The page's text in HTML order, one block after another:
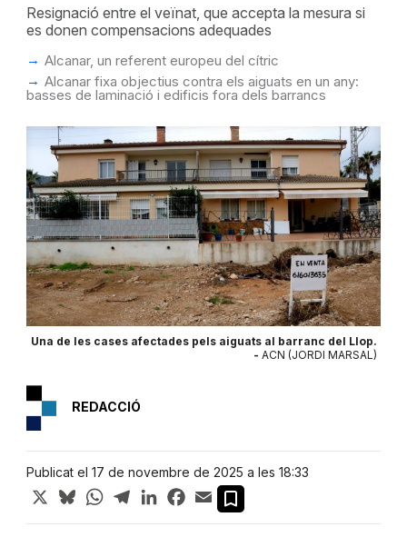
Resignació entre el veïnat, que accepta la mesura si
es donen compensacions adequades
Alcanar, un referent europeu del cítric
Alcanar fixa objectius contra els aiguats en un any:
basses de laminació i edificis fora dels barrancs
Una de les cases afectades pels aiguats al barranc del Llop.
- ACN (JORDI MARSAL)
REDACCIÓ
Publicat el 17 de novembre de 2025 a les 18:33
X BlueskyWhatsApp
TelegramLinkedInFacebook
Email